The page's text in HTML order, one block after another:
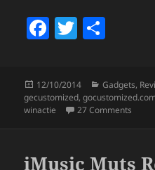
F
e
b
o
T
erre
Posted
on
12/10/2014 Categories
Gadgets,
gecustomized,
winactie
27 Comments
iMusic Muts